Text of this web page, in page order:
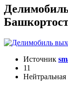
Источник
11
Нейтральная